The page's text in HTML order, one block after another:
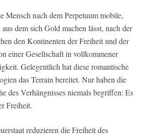
Mensch nach dem Perpetuum mobile,
dem sich Gold machen lässt, nach der
den Kontinenten der Freiheit und der
einer Gesellschaft in vollkommener
Gelegentlich hat diese romantische
das Terrain bereitet. Nur haben die
des Verhängnisses niemals begriffen: Es
Freiheit.
reduzieren die Freiheit des